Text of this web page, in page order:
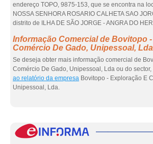
endereço TOPO, 9875-153, que se encontra na
NOSSA SENHORA ROSARIO CALHETA SAO
distrito de ILHA DE SÃO JORGE - ANGRA DO
Informação Comercial de Bovitopo
Comércio De Gado, Unipessoal, Lda
Se deseja obter mais informação comercial de
Comércio De Gado, Unipessoal, Lda ou do sector,
ao relatório da empresa Bovitopo - Exploração E
Unipessoal, Lda.